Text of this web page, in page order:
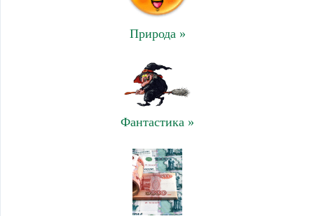
Природа »
Фантастика »